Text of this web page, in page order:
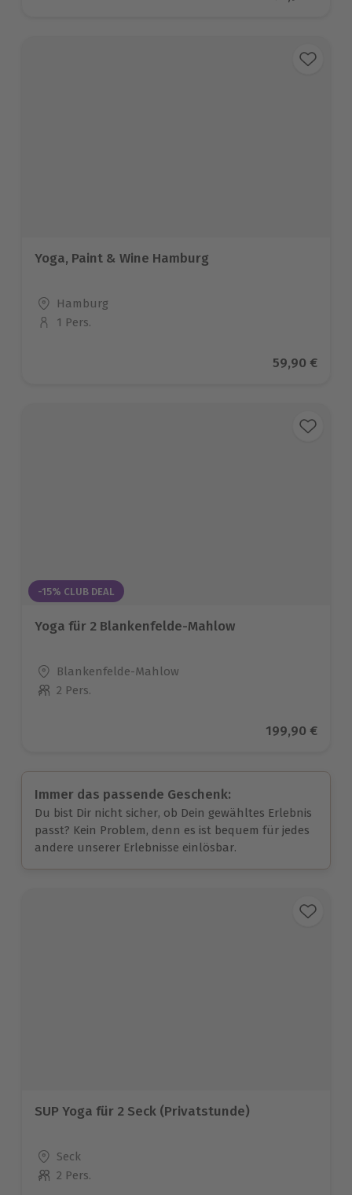
Yoga, Paint & Wine Hamburg
Standort
Hamburg
Anzahl der Teilnehmer
1 Pers.
Aktueller
59,90 €
-15% CLUB DEAL
Yoga für 2 Blankenfelde-Mahlow
Standort
Blankenfelde-Mahlow
Anzahl der Teilnehmer
2 Pers.
Aktueller
199,90 €
Immer das passende Geschenk:
Du bist Dir nicht sicher, ob Dein gewähltes Erlebnis
passt? Kein Problem, denn es ist bequem für jedes
andere unserer Erlebnisse einlösbar.
SUP Yoga für 2 Seck (Privatstunde)
Standort
Seck
Anzahl der Teilnehmer
2 Pers.